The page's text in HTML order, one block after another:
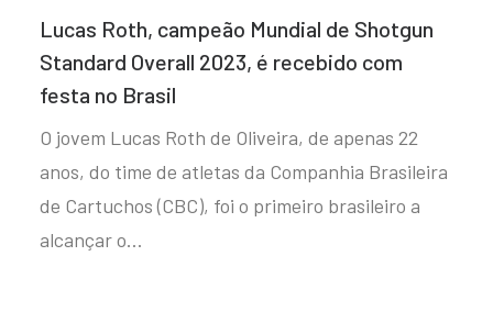
Lucas Roth, campeão Mundial de Shotgun
Standard Overall 2023, é recebido com
festa no Brasil
O jovem Lucas Roth de Oliveira, de apenas 22
anos, do time de atletas da Companhia Brasileira
de Cartuchos (CBC), foi o primeiro brasileiro a
alcançar o…